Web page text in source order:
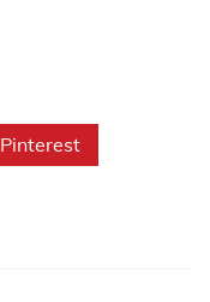
Pinterest